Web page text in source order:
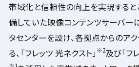
帯域化と信頼性の向上を実現すると
備していた映像コンテンツサーバー
タセンターを設け、各拠点からのア
る、「フレッツ 光ネクスト」 ※2及び「フ
※1